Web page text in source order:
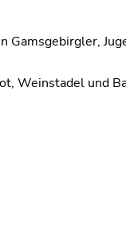
Gamsgebirgler,
Weinstadel und